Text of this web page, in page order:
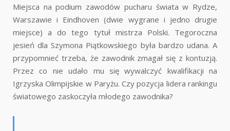
Miejsca na podium zawodów pucharu świata w Rydze,
Warszawie i Eindhoven (dwie wygrane i jedno drugie
miejsce) a do tego tytuł mistrza Polski. Tegoroczna
jesień dla Szymona Piątkowskiego była bardzo udana. A
przypomnieć trzeba, że zawodnik zmagał się z kontuzją.
Przez co nie udało mu się wywalczyć kwalifikacji na
Igrzyska Olimpijskie w Paryżu. Czy pozycja lidera rankingu
światowego zaskoczyła młodego zawodnika?